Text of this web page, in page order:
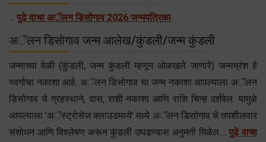
... पुढे वाचा अॅलन डिसोगाव 2026 जन्मपत्रिका
अॅलन डिसोगाव जन्म आलेख/कुंडली/जन्म कुंडली
जन्माच्या वेळी (कुंडली, जन्म कुंडली म्हणून ओळखले जाणारे) जन्मभ्रंश हे
स्वर्गाचा नकाशा आहे. अॅलन डिसोगाव चा जन्म नकाशा आपल्याला अॅलन
डिसोगाव चे ग्रहस्थाने, दास, राशी नकाशा आणि राशि चिन्ह दर्शवेल. यामुळे
आपल्याला 'अॅस्ट्रोसेज क्लाउडमध्ये' मध्ये अॅलन डिसोगाव चे तपशीलवार
संशोधन आणि विश्लेषण करून कुंडली उघडण्यास अनुमती मिळेल....पुढे वाचा